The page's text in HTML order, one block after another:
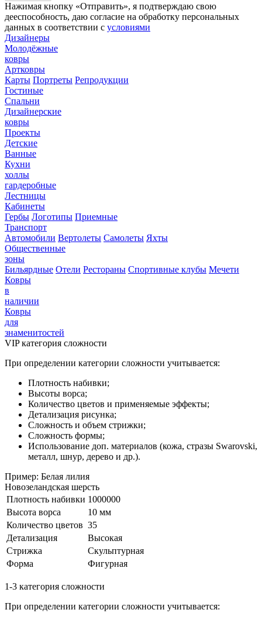
Нажимая кнопку «Отправить», я подтверждаю свою
дееспособность, даю согласие на обработку персональных
данных в соответствии с условиями
Дизайнеры
Молодёжные
ковры
Артковры
Карты Портреты Репродукции
Гостиные
Спальни
Дизайнерские
ковры
Проекты
Детские
Ванные
Кухни
холлы
гардеробные
Лестницы
Кабинеты
Гербы Логотипы Приемные
Транспорт
Автомобили Вертолеты Самолеты Яхты
Общественные
зоны
Бильярдные Отели Рестораны Спортивные клубы Мечети
Ковры
в
наличии
Ковры
для
знаменитостей
VIP категория сложности
При определении категории сложности учитывается:
Плотность набивки;
Высоты ворса;
Количество цветов и применяемые эффекты;
Детализация рисунка;
Сложность и объем стрижки;
Сложность формы;
Использование доп. материалов (кожа, стразы Swarovski,
металл, шнур, дерево и др.).
Пример: Белая лилия
Новозеландская шерсть
Плотность набивки 1000000
Высота ворса
10 мм
Количество цветов 35
Детализация
Высокая
Стрижка
Скульптурная
Форма
Фигурная
1-3 категория сложности
При определении категории сложности учитывается: